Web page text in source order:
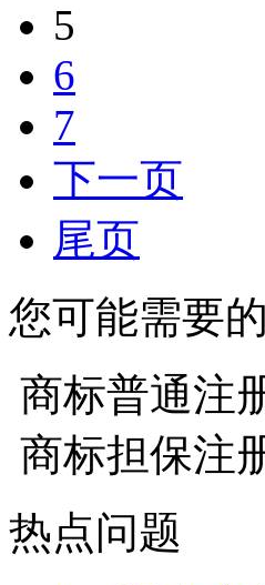
5
6
7
下一页
尾页
您可能需要
商标普通注
商标担保注
热点问题